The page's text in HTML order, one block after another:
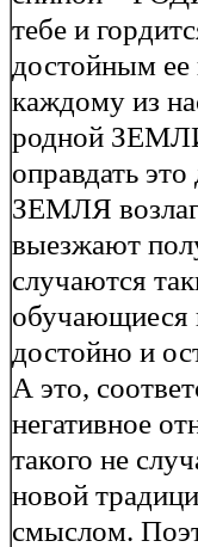
тебе и
достойным ее
каждому из
родной
оправдать
ЗЕМЛЯ
выезжают
случаются
обучающиеся
достойно и
А это,
негативное
такого не
новой
смыслом.